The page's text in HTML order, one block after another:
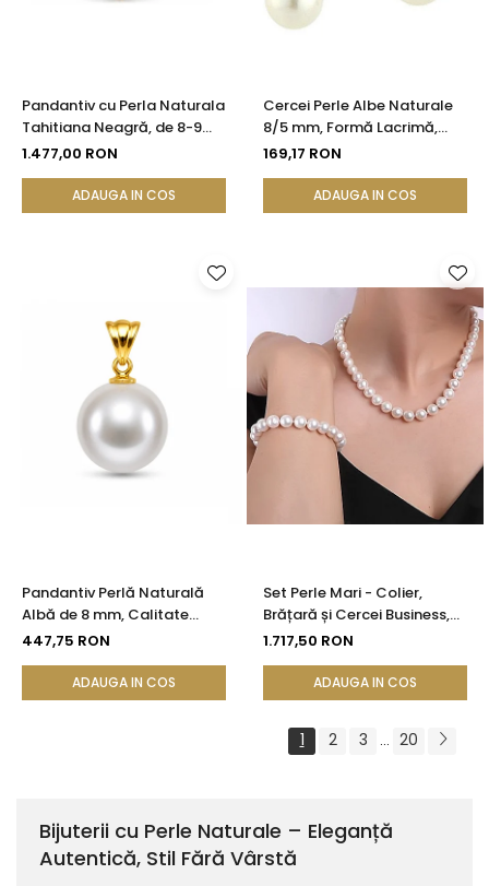
Pandantiv cu Perla Naturala
Tahitiana Neagră, de 8-9
mm si Aur de 14k
1.477,00 RON
ADAUGA IN COS
Cercei Perle Albe Naturale
8/5 mm, Formă Lacrimă,
Tortiță Închisă, Argint 925 |
169,17 RON
ADAUGA IN COS
Pandantiv Perlă Naturală
Albă de 8 mm, Calitate
AAA+ și Aur 14K (aur 585) |
447,75 RON
ADAUGA IN COS
Set Perle Mari - Colier,
Brățară și Cercei Business,
Argint 925, Perle Naturale
KASKADDA®
1.717,50 RON
ADAUGA IN COS
1 2 3 ... 20
Bijuterii cu Perle Naturale – Eleganță
Autentică, Stil Fără Vârstă